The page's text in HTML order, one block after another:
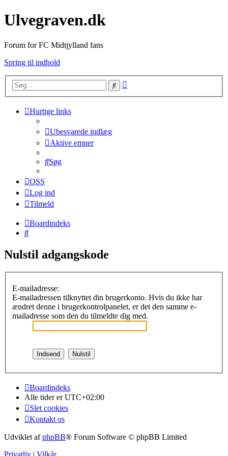
Ulvegraven.dk
Forum for FC Midtjylland fans
Spring til indhold
Søg
Hurtige links
Ubesvarede indlæg
Aktive emner
Søg
OSS
Log ind
Tilmeld
Boardindeks
Søg
Nulstil adgangskode
E-mailadresse:
E-mailadressen tilknyttet din brugerkonto. Hvis du ikke har
ændret denne i brugerkontrolpanelet, er det den samme e-
mailadresse som den du tilmeldte dig med.
Boardindeks
Alle tider erUTC+02:00
Slet cookies
Kontakt os
Udviklet afphpBB® Forum Software © phpBB Limited
Privatliv | Vilkår